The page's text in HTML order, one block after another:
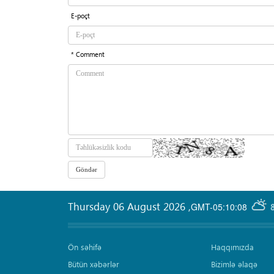
E-poçt
* Comment
GMT-05:10:08
Thursday 06 August 2026 ,
Ön səhifə
Bütün xəbərlər
Haqqımızda
Bizimlə əlaqə